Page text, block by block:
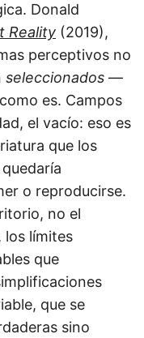
Donald
Reality (2019),
perceptivos no
seleccionados —
es. Campos
el vacío: eso es
que los
o reproducirse.
no el
los límites
que
que se
sino